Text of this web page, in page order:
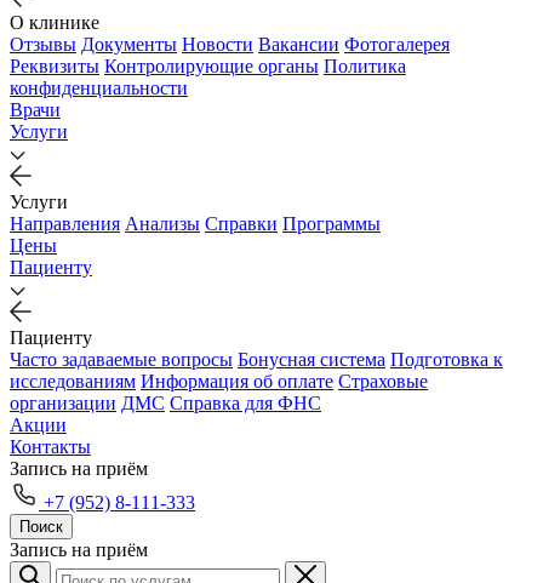
О клинике
Отзывы Документы Новости Вакансии Фотогалерея
Реквизиты Контролирующие органы Политика
конфиденциальности
Врачи
Услуги
Услуги
Направления Анализы Справки Программы
Цены
Пациенту
Пациенту
Часто задаваемые вопросы Бонусная система Подготовка к
исследованиям Информация об оплате Страховые
организации ДМС Справка для ФНС
Акции
Контакты
Запись на приём
+7 (952) 8-111-333
Поиск
Запись на приём